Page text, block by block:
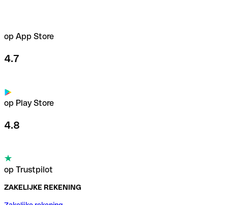
op App Store
4.7
op Play Store
4.8
op Trustpilot
ZAKELIJKE REKENING